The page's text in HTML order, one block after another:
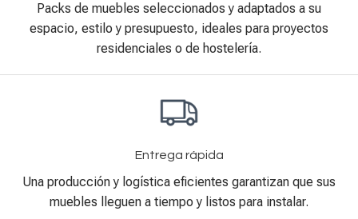
Packs de muebles seleccionados y adaptados a su
espacio, estilo y presupuesto, ideales para proyectos
residenciales o de hostelería.
Entrega rápida
Una producción y logística eficientes garantizan que sus
muebles lleguen a tiempo y listos para instalar.